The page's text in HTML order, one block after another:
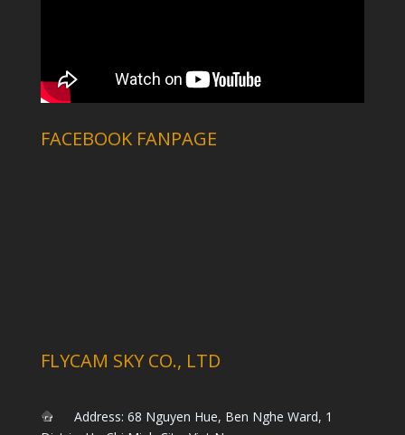
FACEBOOK FANPAGE
FLYCAM SKY CO., LTD
Address: 68 Nguyen Hue, Ben Nghe Ward, 1